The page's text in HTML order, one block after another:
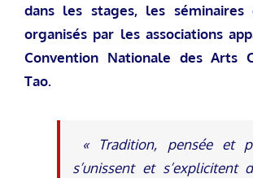
dans les stages, les
organisés par les associations
Convention Nationale des Arts
Tao.
« Tradition, pensée et
s’unissent et s’explicitent